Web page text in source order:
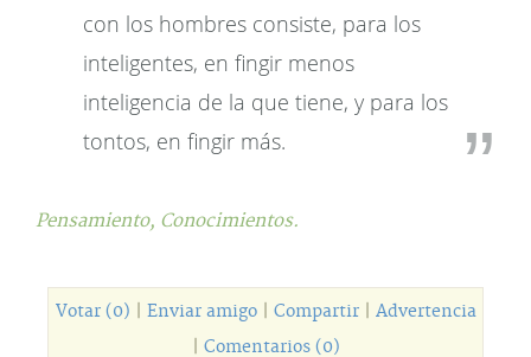
con los hombres consiste, para los
inteligentes, en fingir menos
inteligencia de la que tiene, y para los
tontos, en fingir más.
Pensamiento, Conocimientos.
Votar (0) Enviar amigo| Compartir| Advertencia
Comentarios (0)